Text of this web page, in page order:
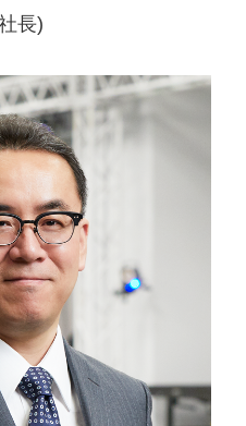
長)